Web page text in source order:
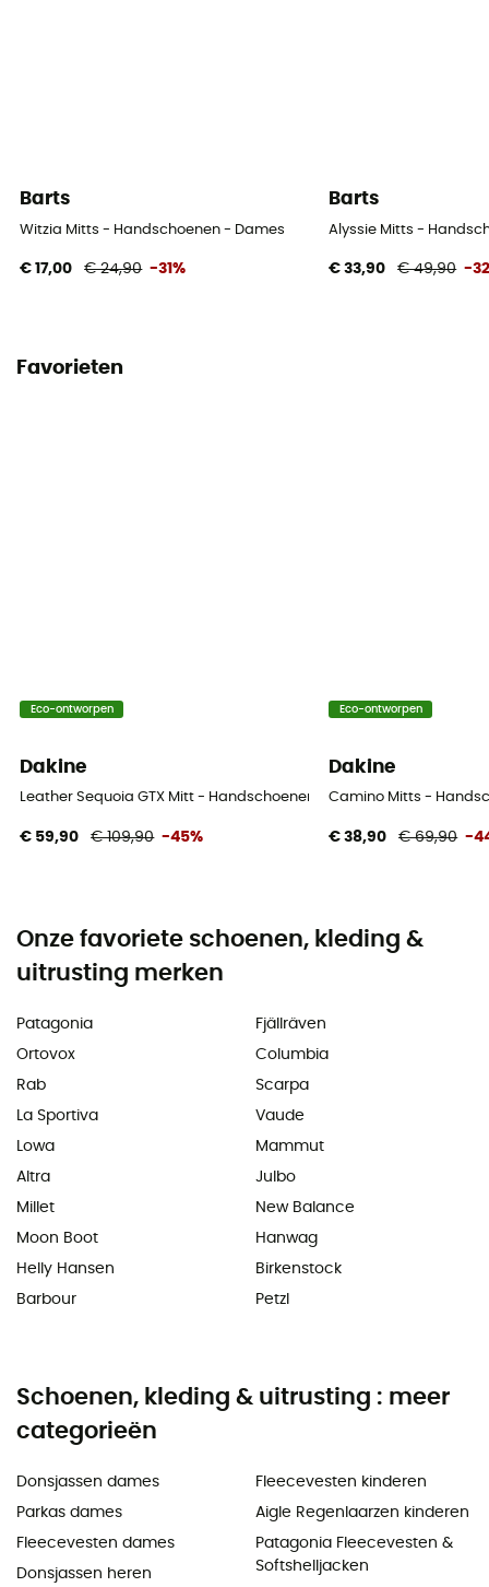
Barts
Witzia Mitts - Handschoenen - Dames
€ 17,00 € 24,90 -31%
Barts
Alyssie Mitts -
€ 33,90 € 49,90 -
Favorieten
Eco-ontworpen
Dakine
Leather Sequoia GTX Mitt - Handschoenen - Dames
€ 59,90 € 109,90 -45%
Eco-ontworpen
Dakine
Camino Mitts -
€ 38,90 € 69,90 -
Onze favoriete schoenen, kleding &
uitrusting merken
Patagonia
Ortovox
Rab
La Sportiva
Lowa
Altra
Millet
Moon Boot
Helly Hansen
Barbour
Fjällräven
Columbia
Scarpa
Vaude
Mammut
Julbo
New Balance
Hanwag
Birkenstock
Petzl
Schoenen, kleding & uitrusting : meer
categorieën
Donsjassen dames
Parkas dames
Fleecevesten dames
Donsjassen heren
Fleecevesten kinderen
Aigle Regenlaarzen kinderen
Patagonia Fleecevesten &
Softshelljacken